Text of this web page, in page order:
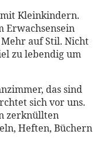
Kleinkindern.
Erwachsensein
auf Stil. Nicht
zu lebendig um
das sind
sich vor uns.
zerknüllten
Heften, Büchern